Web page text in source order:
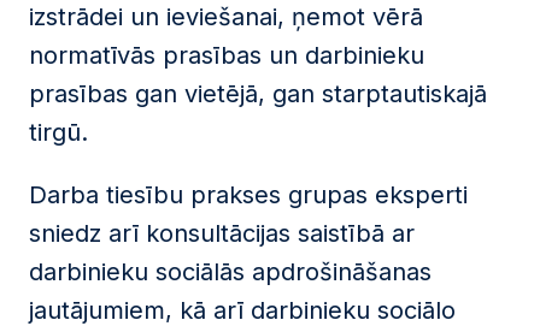
izstrādei un ieviešanai, ņemot vērā
normatīvās prasības un darbinieku
prasības gan vietējā, gan starptautiskajā
tirgū.
Darba tiesību prakses grupas eksperti
sniedz arī konsultācijas saistībā ar
darbinieku sociālās apdrošināšanas
jautājumiem, kā arī darbinieku sociālo